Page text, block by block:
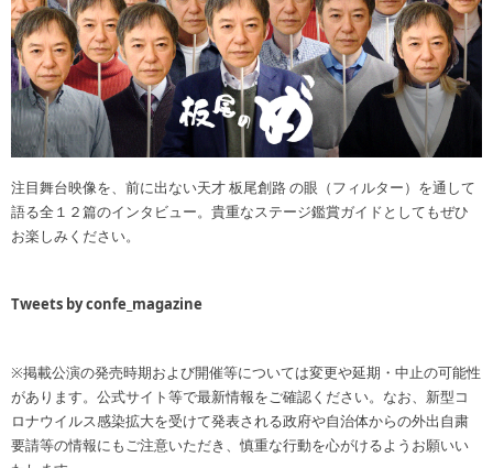
注目舞台映像を、前に出ない天才 板尾創路 の眼（フィルター）を通して
語る全１２篇のインタビュー。貴重なステージ鑑賞ガイドとしてもぜひ
お楽しみください。
Tweets by confe_magazine
※掲載公演の発売時期および開催等については変更や延期・中止の可能性
があります。公式サイト等で最新情報をご確認ください。なお、新型コ
ロナウイルス感染拡大を受けて発表される政府や自治体からの外出自粛
要請等の情報にもご注意いただき、慎重な行動を心がけるようお願いい